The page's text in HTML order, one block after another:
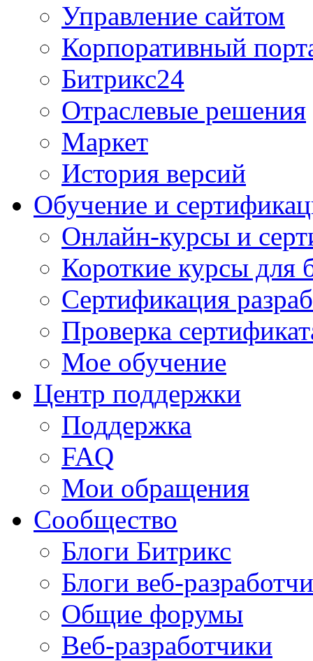
Управление сайтом
Корпоративный
Битрикс24
Отраслевые решения
Маркет
История версий
Обучение и
Онлайн-курсы и
Короткие курсы для
Сертификация
Проверка
Мое обучение
Центр поддержки
Поддержка
FAQ
Мои обращения
Сообщество
Блоги Битрикс
Блоги веб-
Общие форумы
Веб-разработчики